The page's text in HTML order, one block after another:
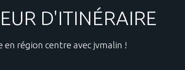
D'ITINÉRAIRE
région centre avec jvmalin !